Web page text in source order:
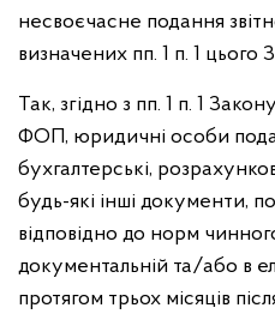
несвоєчасне подання
визначених пп. 1 п. 1 цього
Так, згідно з пп. 1 п. 1
ФОП, юридичні особи
бухгалтерські,
будь-які інші документи,
відповідно до норм
документальній та/або в
протягом трьох місяців